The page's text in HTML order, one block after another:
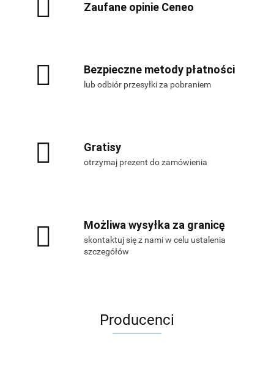
Zaufane opinie Ceneo
Bezpieczne metody płatności
lub odbiór przesyłki za pobraniem
Gratisy
otrzymaj prezent do zamówienia
Możliwa wysyłka za granicę
skontaktuj się z nami w celu ustalenia
szczegółów
Producenci